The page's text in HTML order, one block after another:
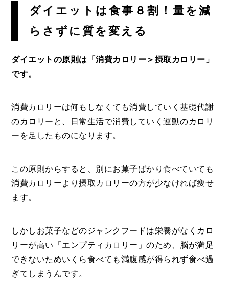
ダイエットは食事８割！量を減
らさずに質を変える
ダイエットの原則は「消費カロリー＞摂取カロリー」
です。
消費カロリーは何もしなくても消費していく基礎代謝
のカロリーと、日常生活で消費していく運動のカロリ
ーを足したものになります。
この原則からすると、別にお菓子ばかり食べていても
消費カロリーより摂取カロリーの方が少なければ痩せ
ます。
しかしお菓子などのジャンクフードは栄養がなくカロ
リーが高い「エンプティカロリー」のため、脳が満足
できないためいくら食べても満腹感が得られず食べ過
ぎてしまうんです。